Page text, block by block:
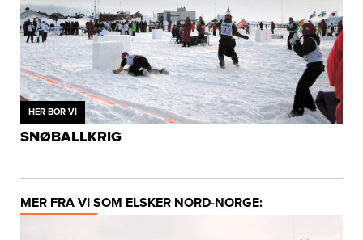
HER BOR VI
SNØBALLKRIG
MER FRA VI SOM ELSKER NORD-NORGE: